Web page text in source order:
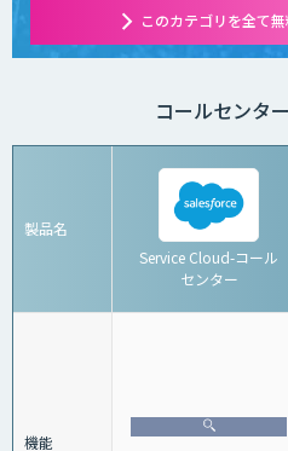
このカテゴリを全て
コールセンタ
製品名
Service Cloud-コール
センター
機能